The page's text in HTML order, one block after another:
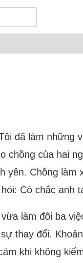
đã làm những
chồng của hai
yên. Chồng làm
Có chắc anh
làm đôi ba
thay đổi.
khi không